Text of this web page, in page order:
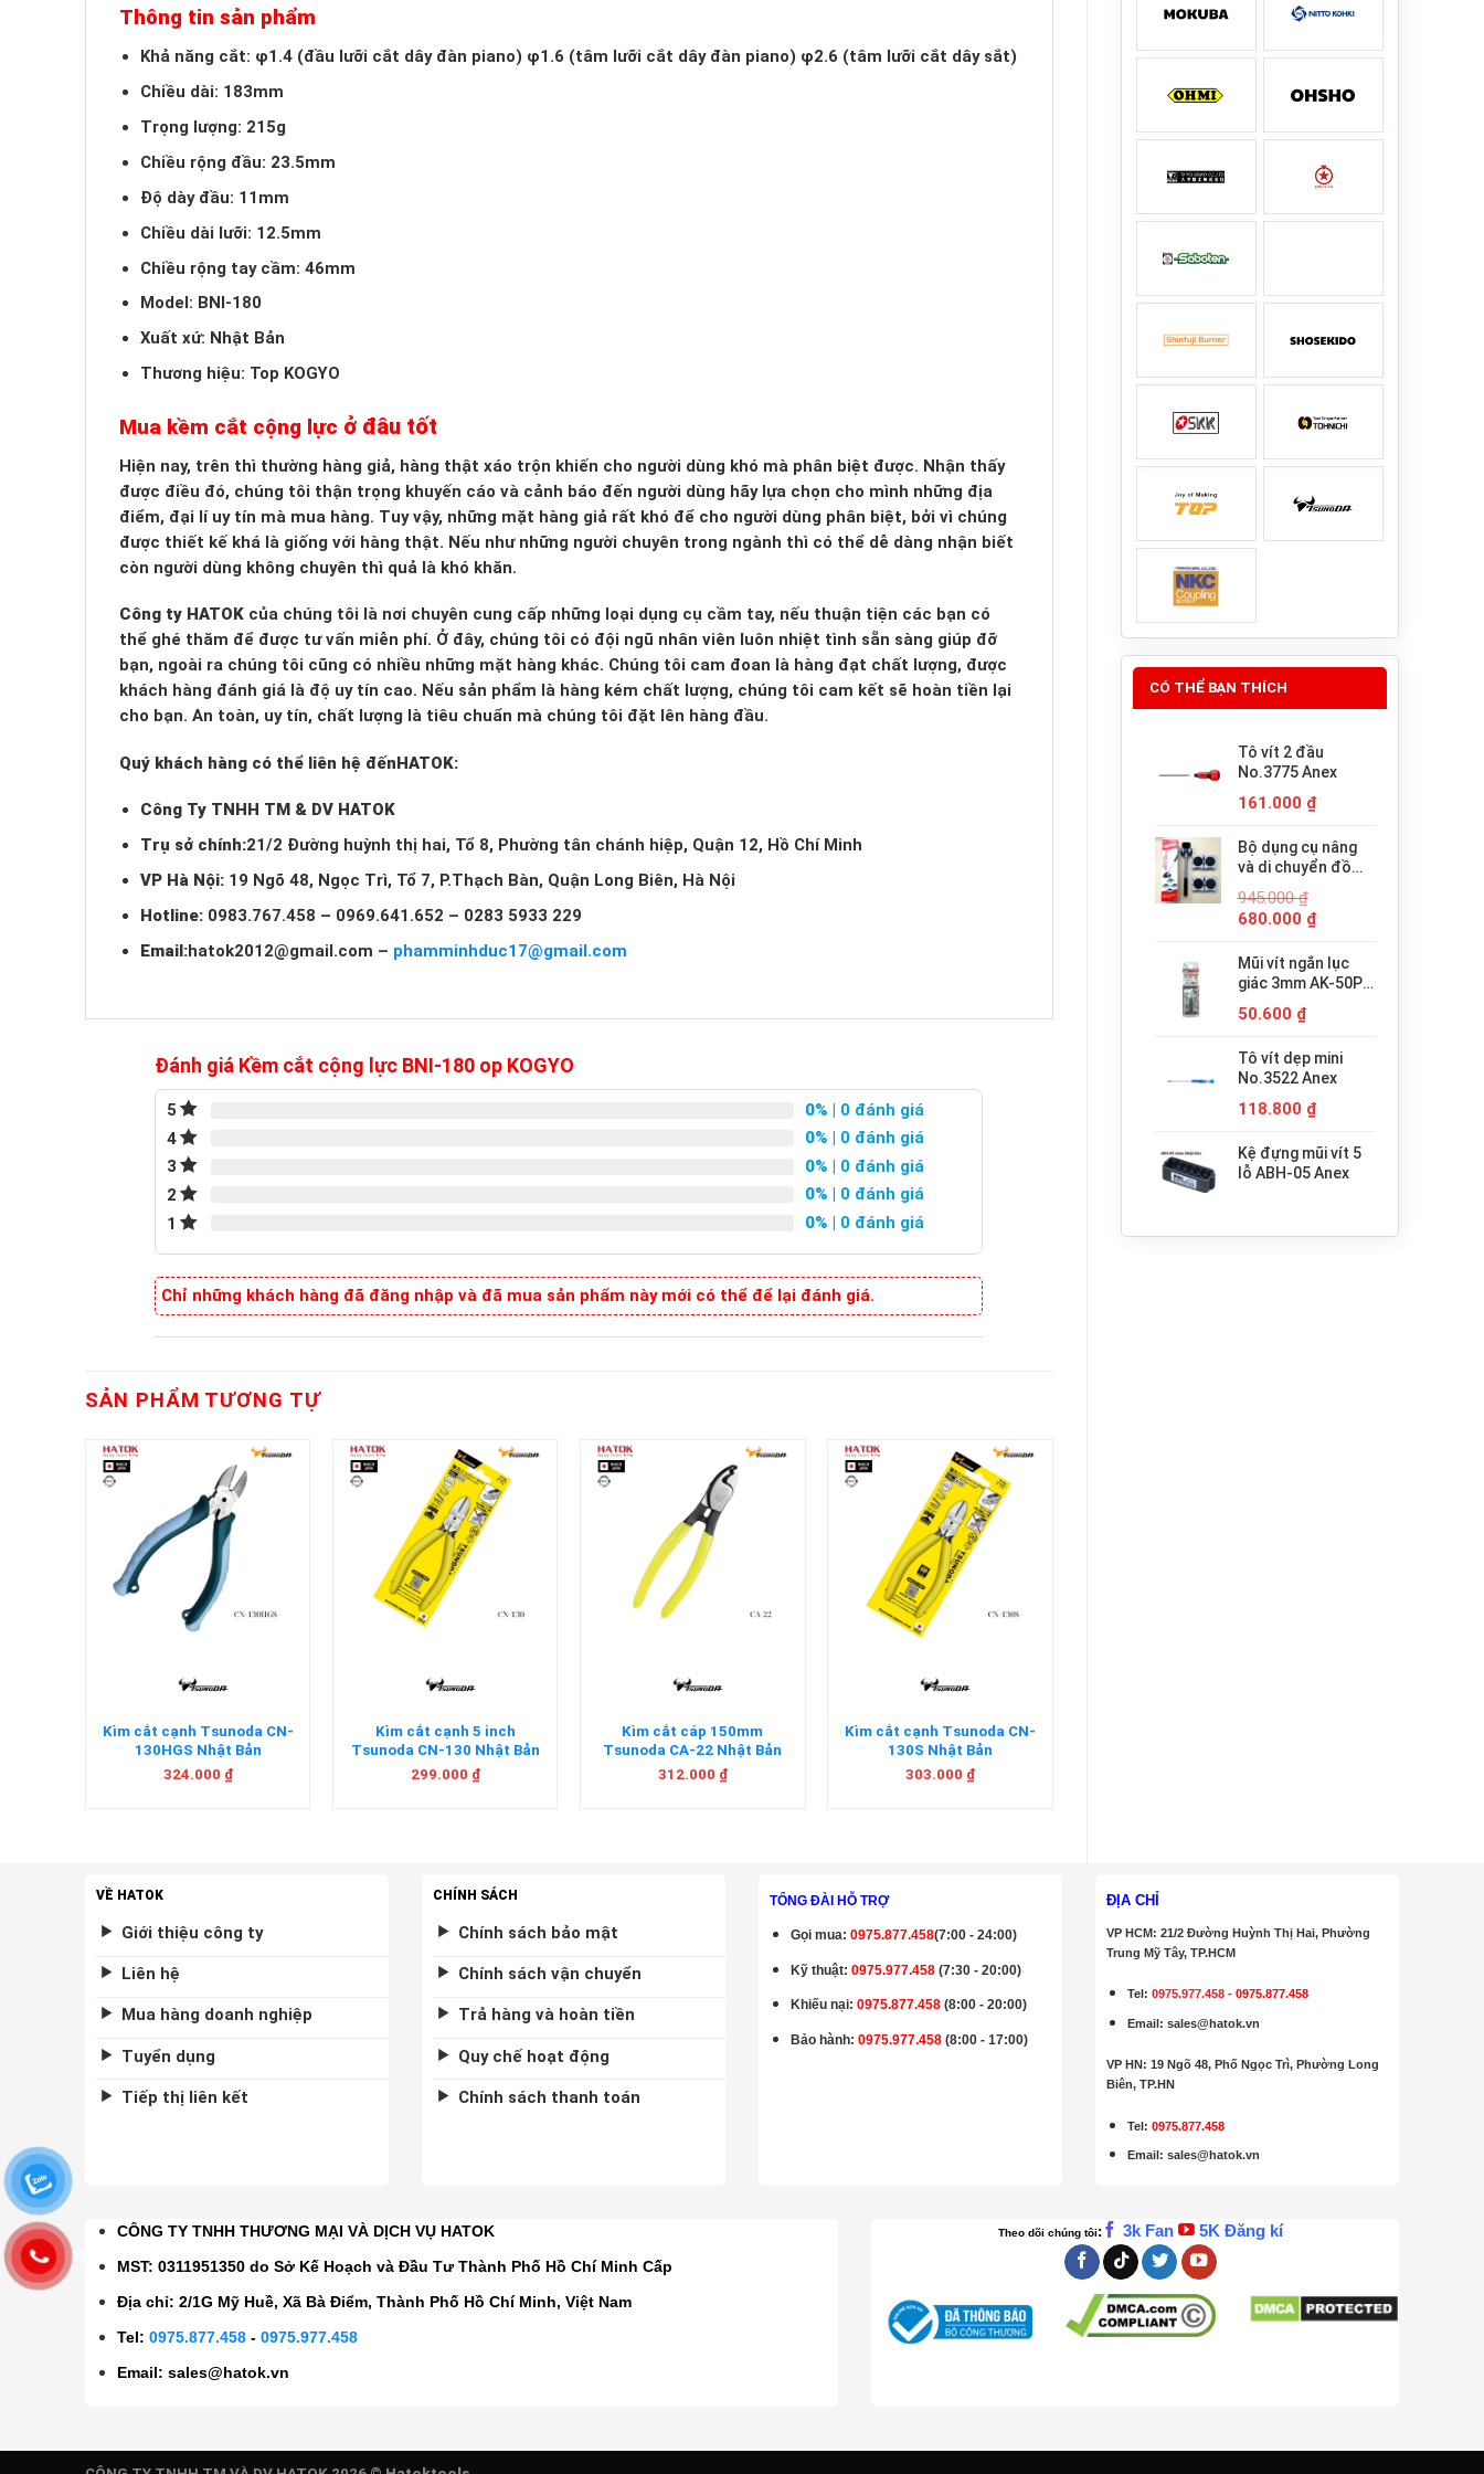
CÓ THỂ BẠN THÍCH
Tô vít 2 đầu
No.3775 Anex
161.000 ₫
Bộ dụng cụ nâng
và di chuyển đồ
minh PICUS LP-
200N
945.000₫
Giá
là:
945.000 ₫.
680.000 ₫Giá
tại
là:
Mũi vít ngắn lục
giác 3mm AK-50P-
50.600 ₫
Tô vít dẹp mini
No.3522 Anex
118.800 ₫
Kệ đựng mũi vít 5
lỗ ABH-05 Anex
Thông tin sản phẩm
Khả năng cắt: φ1.4 (đầu lưỡi cắt dây đàn piano) φ1.6 (tâm lưỡi cắt dây đàn piano) φ2.6 (tâm lưỡi cắt dây sắt)
Chiều dài: 183mm
Trọng lượng: 215g
Chiều rộng đầu: 23.5mm
Độ dày đầu: 11mm
Chiều dài lưỡi: 12.5mm
Chiều rộng tay cầm: 46mm
Model: BNI-180
Xuất xứ: Nhật Bản
Thương hiệu: Top KOGYO
Mua kềm cắt cộng lực ở đâu tốt
Hiện nay, trên thì thường hàng giả, hàng thật xáo trộn khiến cho người dùng khó mà phân biệt được. Nhận thấy
được điều đó, chúng tôi thận trọng khuyến cáo và cảnh báo đến người dùng hãy lựa chọn cho mình những địa
điểm, đại lí uy tín mà mua hàng. Tuy vậy, những mặt hàng giả rất khó để cho người dùng phân biệt, bởi vì chúng
được thiết kế khá là giống với hàng thật. Nếu như những người chuyên trong ngành thì có thể dễ dàng nhận biết
còn người dùng không chuyên thì quả là khó khăn.
Công ty HATOK của chúng tôi là nơi chuyên cung cấp những loại dụng cụ cầm tay, nếu thuận tiện các bạn có
thể ghé thăm để được tư vấn miễn phí. Ở đây, chúng tôi có đội ngũ nhân viên luôn nhiệt tình sẵn sàng giúp đỡ
bạn, ngoài ra chúng tôi cũng có nhiều những mặt hàng khác. Chúng tôi cam đoan là hàng đạt chất lượng, được
khách hàng đánh giá là độ uy tín cao. Nếu sản phẩm là hàng kém chất lượng, chúng tôi cam kết sẽ hoàn tiền lại
cho bạn. An toàn, uy tín, chất lượng là tiêu chuẩn mà chúng tôi đặt lên hàng đầu.
Quý khách hàng có thể liên hệ đếnHATOK:
Công Ty TNHH TM & DV HATOK
Trụ sở chính:21/2 Đường huỳnh thị hai, Tổ 8, Phường tân chánh hiệp, Quận 12, Hồ Chí Minh
VP Hà Nội: 19 Ngõ 48, Ngọc Trì, Tổ 7, P.Thạch Bàn, Quận Long Biên, Hà Nội
Hotline: 0983.767.458 – 0969.641.652 – 0283 5933 229
Email:hatok2012@gmail.com – phamminhduc17@gmail.com
Đánh giá Kềm cắt cộng lực BNI-180 op KOGYO
5 0% | 0 đánh giá
4
0% | 0 đánh giá
3
0% | 0 đánh giá
2
0% | 0 đánh giá
1
0% | 0 đánh giá
Chỉ những khách hàng đã đăng nhập và đã mua sản phẩm này mới có thể để lại đánh giá.
SẢN PHẨM TƯƠNG TỰ
Kìm cắt cạnh Tsunoda CN-
130HGS Nhật Bản
324.000 ₫
Kìm cắt cạnh 5 inch
Tsunoda CN-130 Nhật Bản
299.000 ₫
Kìm cắt cáp 150mm
Tsunoda CA-22 Nhật Bản
312.000 ₫
Kìm cắt cạnh Tsunoda CN-
130S Nhật Bản
303.000 ₫
VỀ HATOK
Giới thiệu công ty
Liên hệ
Mua hàng doanh nghiệp
Tuyển dụng
Tiếp thị liên kết
CHÍNH SÁCH
Chính sách bảo mật
Chính sách vận chuyển
Trả hàng và hoàn tiền
Quy chế hoạt động
Chính sách thanh toán
TỔNG ĐÀI HỖ TRỢ
Gọi mua:0975.877.458(7:00 - 24:00)
Kỹ thuật:0975.977.458 (7:30 - 20:00)
Khiếu nại: 0975.877.458 (8:00 - 20:00)
Bảo hành:0975.977.458 (8:00 - 17:00)
ĐỊA CHỈ
VP HCM: 21/2 Đường Huỳnh Thị Hai, Phường
Trung Mỹ Tây, TP.HCM
Tel:0975.977.458 -0975.877.458
Email:sales@hatok.vn
VP HN: 19 Ngõ 48, Phố Ngọc Trì, Phường Long
Biên, TP.HN
Tel: 0975.877.458
Email :sales@hatok.vn
CÔNG TY TNHH THƯƠNG MẠI VÀ DỊCH VỤ HATOK
MST: 0311951350 do Sở Kế Hoạch và Đầu Tư Thành Phố Hồ Chí Minh Cấp
Địa chỉ: 2/1G Mỹ Huề, Xã Bà Điểm, Thành Phố Hồ Chí Minh, Việt Nam
Tel:0975.877.458 -0975.977.458
Email:sales@hatok.vn
Theo dõi chúng tôi: 3k Fan 5K Đăng kí
0975877458